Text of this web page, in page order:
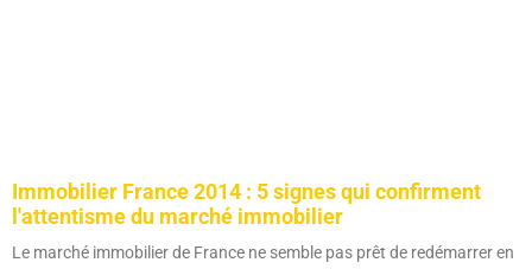
Immobilier France 2014 : 5 signes qui confirment
l'attentisme du marché immobilier
Le marché immobilier de France ne semble pas prêt de redémarrer en